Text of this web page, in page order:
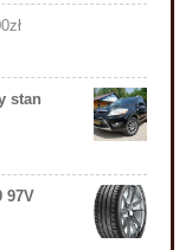
zł
stan
97V